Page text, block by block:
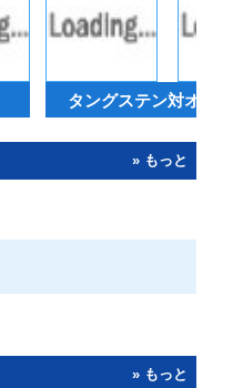
タングステン対オス
» もっと
» もっと